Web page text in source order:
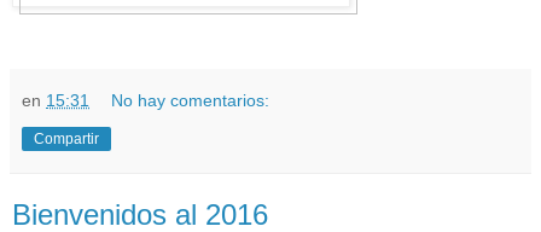
en 15:31 No hay comentarios:
Compartir
Bienvenidos al 2016